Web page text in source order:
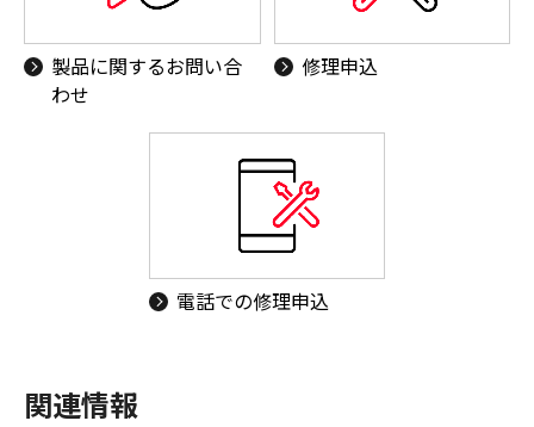
製品に関するお問い合
わせ
修理申込
電話での修理申込
関連情報